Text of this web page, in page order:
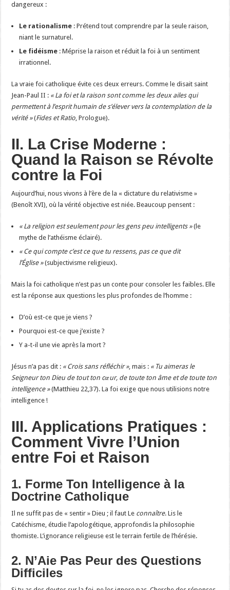
dangereux :
Le rationalisme : Prétend tout comprendre par la seule raison,
niant le surnaturel.
Le fidéisme : Méprise la raison et réduit la foi à un sentiment
irrationnel.
La vraie foi catholique évite ces deux erreurs. Comme le disait saint
Jean-Paul II : « La foi et la raison sont comme les deux ailes qui
permettent à l’esprit humain de s’élever vers la contemplation de la
vérité »(Fides et Ratio, Prologue).
II. La Crise Moderne :
Quand la Raison se Révolte
contre la Foi
Aujourd’hui, nous vivons à l’ère de la « dictature du relativisme »
(Benoît XVI), où la vérité objective est niée. Beaucoup pensent :
« La religion est seulement pour les gens peu intelligents »(le
mythe de l’athéisme éclairé).
« Ce qui compte c’est ce que tu ressens, pas ce que dit
l’Église »(subjectivisme religieux).
Mais la foi catholique n’est pas un conte pour consoler les faibles. Elle
est la réponse aux questions les plus profondes de l’homme :
D’où est-ce que je viens ?
Pourquoi est-ce que j’existe ?
Y a-t-il une vie après la mort ?
Jésus n’a pas dit : « Crois sans réfléchir », mais : « Tu aimeras le
Seigneur ton Dieu de tout ton cœur, de toute ton âme et de toute ton
intelligence »(Matthieu 22,37). La foi exige que nous utilisions notre
intelligence !
III. Applications Pratiques :
Comment Vivre l’Union
entre Foi et Raison
1. Forme Ton Intelligence à la
Doctrine Catholique
Il ne suffit pas de « sentir » Dieu ; il faut Le connaître. Lis le
Catéchisme, étudie l’apologétique, approfondis la philosophie
thomiste. L’ignorance religieuse est le terrain fertile de l’hérésie.
2. N’Aie Pas Peur des Questions
Difficiles